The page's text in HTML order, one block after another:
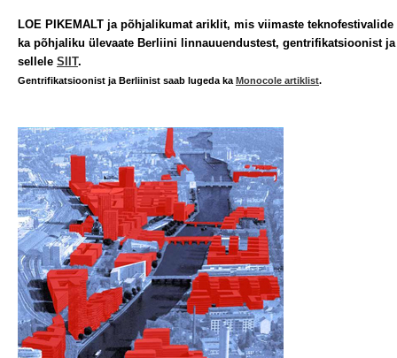
LOE PIKEMALT ja põhjalikumat ariklit, mis viimaste
ka põhjaliku ülevaate Berliini linnauuendustest, gentrifikatsioonist
sellele SIIT.
Gentrifikatsioonist ja Berliinist saab lugeda ka Monocole artiklist.